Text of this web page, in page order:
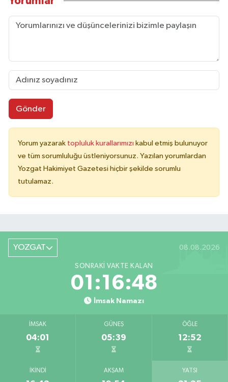
Gönder
Yorum yazarak topluluk kurallarımızı kabul etmiş bulunuyor
ve tüm sorumluluğu üstleniyorsunuz. Yazılan yorumlardan
Yozgat Hakimiyet Gazetesi hiçbir şekilde sorumlu
tutulamaz.
YOZGAT 08.08.2026
SONRAKI VAKTE KALAN
01:16:48
İmsak Namazı
İMSAK
04:01
GÜNEŞ
05:39
ÖĞLE
12:52
İKINDI AKŞAM YATSI